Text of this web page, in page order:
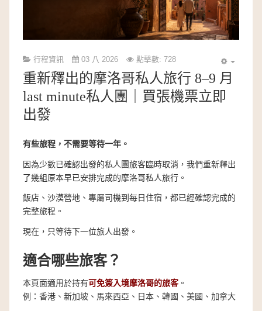
行程資訊 03 八 2026 點擊數: 728
重新釋出的摩洛哥私人旅行 8–9 月
last minute私人團｜買張機票立即
出發
有些旅程，不需要等待一年。
因為少數已確認出發的私人團旅客臨時取消，我們重新釋出
了幾組原本早已安排完成的摩洛哥私人旅行。
飯店、沙漠營地、專屬司機到每日住宿，都已經確認完成的
完整旅程。
現在，只等待下一位旅人出發。
適合哪些旅客？
本頁面適用於持有可免簽入境摩洛哥的旅客。
例： 香港、新加坡、馬來西亞、日本、韓國、美國、加拿大